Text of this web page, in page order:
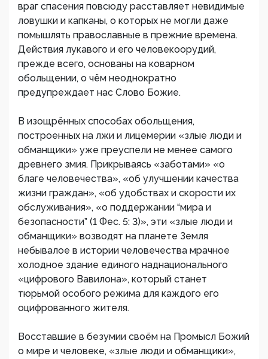
враг спасения повсюду расставляет невидимые
ловушки и капканы, о которых не могли даже
помышлять православные в прежние времена.
Действия лукавого и его человекоорудий,
прежде всего, основаны на коварном
обольщении, о чём неоднократно
предупреждает нас Слово Божие.
В изощрённых способах обольщения,
построенных на лжи и лицемерии «злые люди и
обманщики» уже преуспели не менее самого
древнего змия. Прикрываясь «заботами» «о
благе человечества», «об улучшении качества
жизни граждан», «об удобствах и скорости их
обслуживания», «о поддержании “мира и
безопасности” (1 Фес. 5: 3)», эти «злые люди и
обманщики» возводят на планете Земля
небывалое в истории человечества мрачное
холодное здание единого наднационального
«цифрового Вавилона», который станет
тюрьмой особого режима для каждого его
оцифрованного жителя.
Восставшие в безумии своём на Промысл Божий
о мире и человеке, «злые люди и обманщики»,